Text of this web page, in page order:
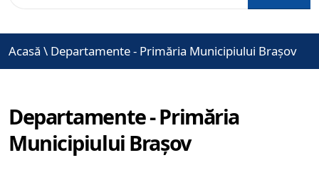
Acasă \ Departamente - Primăria Municipiului Brașov
Departamente - Primăria
Municipiului Brașov